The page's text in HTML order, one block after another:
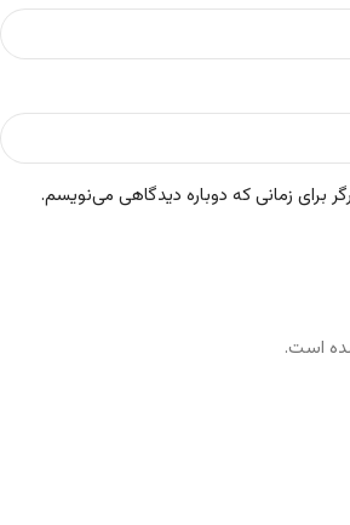
است.
برای زمانی که دوباره دیدگاهی می‌نویسم.